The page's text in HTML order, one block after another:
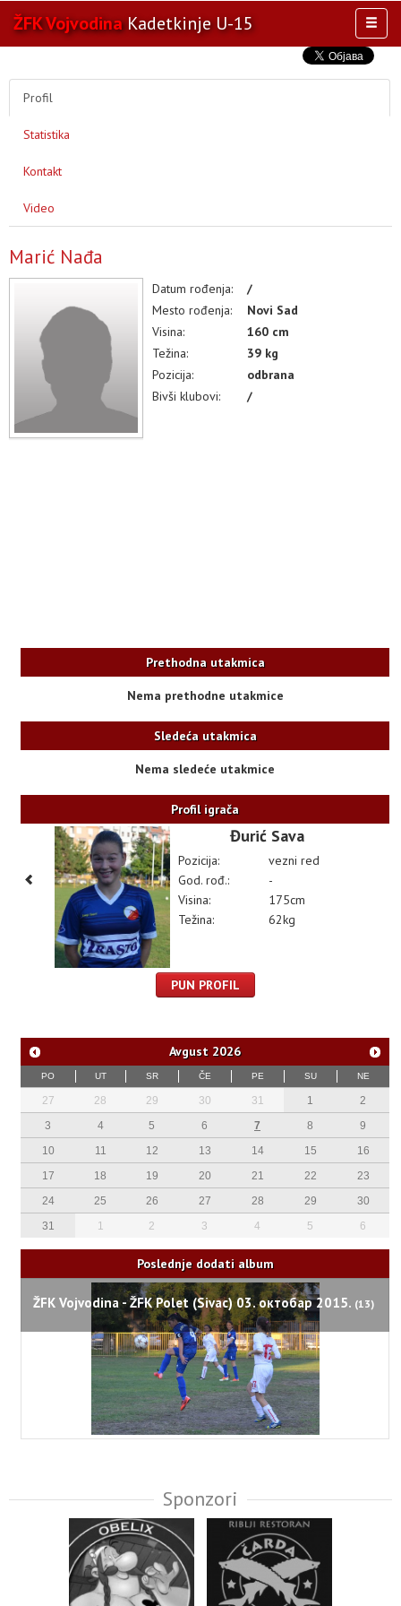
ŽFK VojvodinaKadetkinje U-15
KLUB
OSTALE SELEKCIJE
Profil
Statistika
Kontakt
Video
Marić Nađa
Datum rođenja:
/
Mesto rođenja:
Novi Sad
Visina:
160 cm
Težina:
39 kg
Pozicija:
odbrana
Bivši klubovi:
/
Prethodna utakmica
Nema prethodne utakmice
Sledeća utakmica
Nema sledeće utakmice
Profil igrača
Đurić Sava
Pozicija:
vezni red
God. rođ.:
-
Visina:
175cm
Težina:
62kg
PUN PROFIL
Avgust 2026
PO UT SR ČE PE SU NE
27 28 29 30 31 1
2
3
4 5 6 7 8
9
10
11 12 13 14 15
16
17
18 19 20 21 22
23
24
25 26 27 28 29
30
31
1 2 3 4 5 6
Poslednje dodati album
ŽFK Vojvodina - ŽFK Polet (Sivac) 03. октобар 2015. (13)
Sponzori